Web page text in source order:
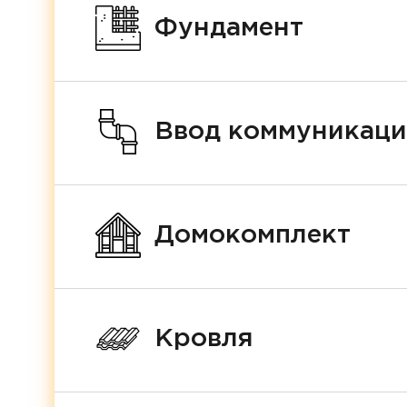
Фундамент
Ввод
Домокомплект
Кровля